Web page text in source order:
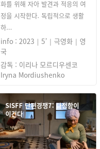
화를 위해 자아 발견과 적응의 여
정을 시작한다. 독립적으로 생활
하...
info : 2023｜5’｜극영화｜영
국
감독 : 이리나 모르디우센코
Iryna Mordiushenko
SISFF 단편경쟁7: 다정함이
이긴다